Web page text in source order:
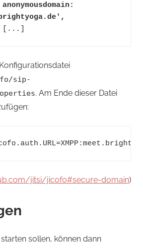
anonymousdomain:
             [...]
sip-
. Am Ende dieser Datei
jitsi/jicofo#secure-domain)
sollen, können dann